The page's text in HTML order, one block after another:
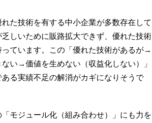
た技術を有する中小企業が多数存在して
しいために販路拡大できず、優れた技術
ています。この「優れた技術があるが→
い→価値を生めない（収益化しない）」
る実績不足の解消がカギになりそうで
モジュール化（組み合わせ）」にも力を